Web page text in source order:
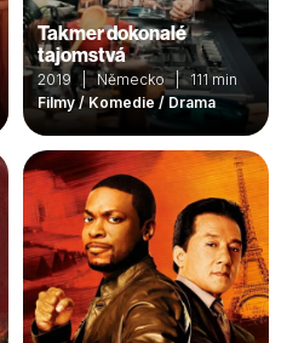
Takmer dokonalé
tajomstvá
2019 | Německo | 111 min
Filmy / Komedie / Drama